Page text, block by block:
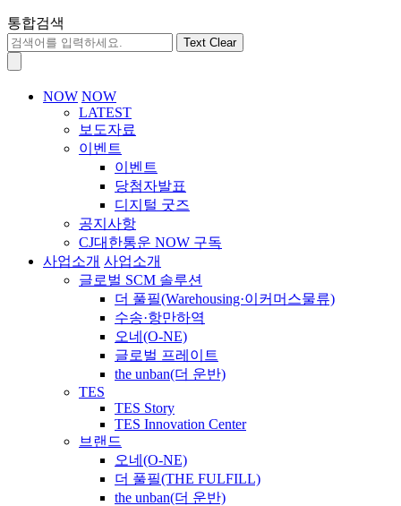
통합검색
Text Clear
NOW NOW
LATEST
보도자료
이벤트
이벤트
당첨자발표
디지털 굿즈
공지사항
CJ대한통운 NOW 구독
사업소개 사업소개
글로벌 SCM 솔루션
더 풀필(Warehousing·이커머스물류)
수송·항만하역
오네(O-NE)
글로벌 프레이트
the unban(더 운반)
TES
TES Story
TES Innovation Center
브랜드
오네(O-NE)
더 풀필(THE FULFILL)
the unban(더 운반)